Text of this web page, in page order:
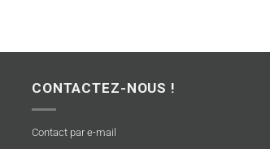
CONTACTEZ-NOUS !
Contact par e-mail